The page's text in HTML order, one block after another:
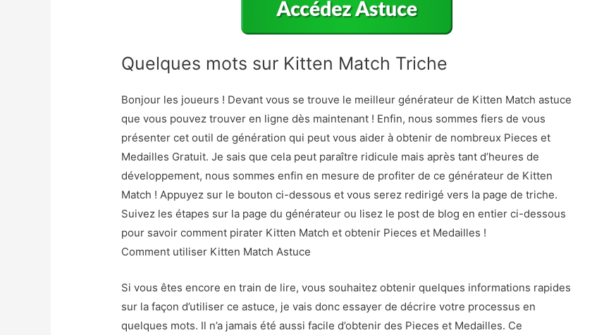
Quelques mots sur Kitten Match Triche
Bonjour les joueurs ! Devant vous se trouve le meilleur générateur de Kitten Match astuce
que vous pouvez trouver en ligne dès maintenant ! Enfin, nous sommes fiers de vous
présenter cet outil de génération qui peut vous aider à obtenir de nombreux Pieces et
Medailles Gratuit. Je sais que cela peut paraître ridicule mais après tant d’heures de
développement, nous sommes enfin en mesure de profiter de ce générateur de Kitten
Match ! Appuyez sur le bouton ci-dessous et vous serez redirigé vers la page de triche.
Suivez les étapes sur la page du générateur ou lisez le post de blog en entier ci-dessous
pour savoir comment pirater Kitten Match et obtenir Pieces et Medailles !
Comment utiliser Kitten Match Astuce
Si vous êtes encore en train de lire, vous souhaitez obtenir quelques informations rapides
sur la façon d’utiliser ce astuce, je vais donc essayer de décrire votre processus en
quelques mots. Il n’a jamais été aussi facile d’obtenir des Pieces et Medailles. Ce